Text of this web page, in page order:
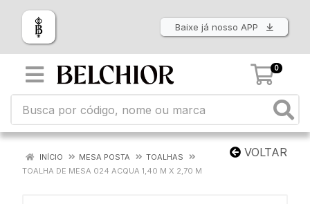
Baixe já nosso APP
0
VOLTAR
INÍCIO MESA POSTA
TOALHAS
TOALHA DE MESA 024 ACQUA 1,40 M X 2,70 M